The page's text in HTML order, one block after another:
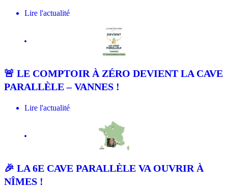
Lire l'actualité
🚨 LE COMPTOIR À ZÉRO DEVIENT LA CAVE
PARALLÈLE – VANNES !
Lire l'actualité
🎉 LA 6E CAVE PARALLÈLE VA OUVRIR À
NÎMES !